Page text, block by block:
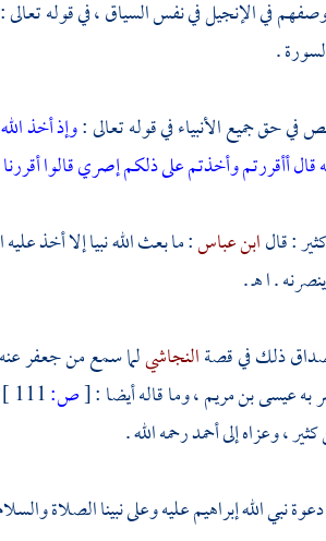
في الإنجيل في نفس السياق ، في قوله تعالى :
.
في حق جميع الأنبياء في قوله تعالى :وإذ أخذ
قال أأقررتم وأخذتم على ذلكم إصري قالوا
: قالابن عباس: ما بعث الله نبيا إلا أخذ
. ا هـ .
ذلك في قصةالنجاشيلما سمع منجعفر
بهعيسى بن مريم ،وما قاله أيضا :[ص:
،وعزاه إلىأحمدرحمه الله .
نبي اللهإبراهيمعليه وعلى نبينا الصلاة